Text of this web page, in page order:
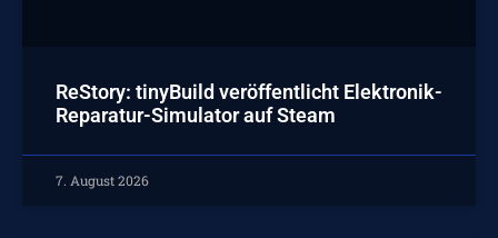
ReStory: tinyBuild veröffentlicht Elektronik-
Reparatur-Simulator auf Steam
7. August 2026